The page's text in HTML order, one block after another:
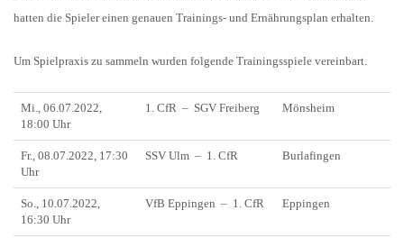
hatten die Spieler einen genauen Trainings- und Ernährungsplan erhalten.
Um Spielpraxis zu sammeln wurden folgende Trainingsspiele vereinbart.
Mi., 06.07.2022,
18:00 Uhr
1. CfR – SGV Freiberg Mönsheim
Fr., 08.07.2022, 17:30
Uhr
SSV Ulm – 1. CfR Burlafingen
So., 10.07.2022,
16:30 Uhr
VfB Eppingen – 1. CfR Eppingen